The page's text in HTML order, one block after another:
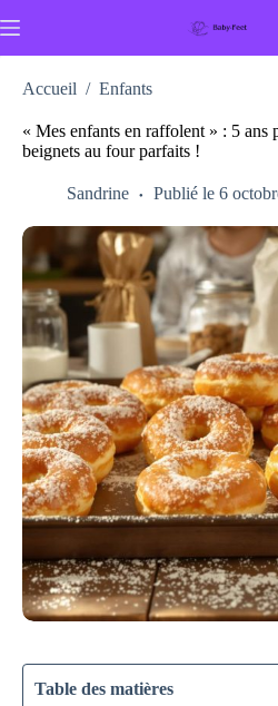
au
Accueil / Enfants
« Mes enfants en raffolent » : 5 ans
beignets au four parfaits !
Sandrine Publié le 6
Table des matières